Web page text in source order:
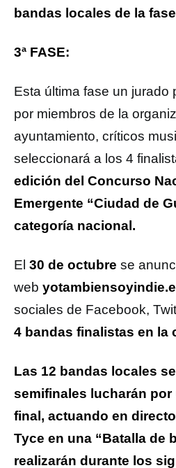
bandas locales de la
3ª FASE:
Esta última fase un jurado
por miembros de la
ayuntamiento, críticos
seleccionará a los 4
edición del Concurso
Emergente “Ciudad de
categoría nacional.
El 30 de octubre se
web
sociales de Facebook,
4 bandas finalistas en la
Las 12 bandas locales
semifinales lucharán por
final, actuando en
Tyce en una “Batalla de
realizarán durante los